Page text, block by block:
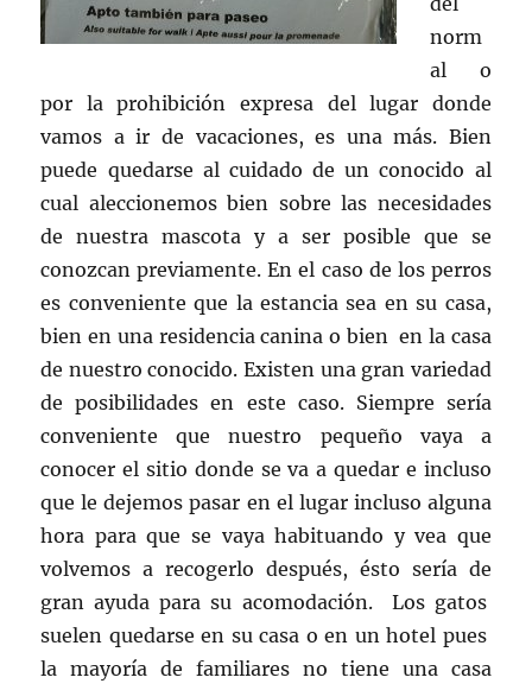
norm
al o
por la prohibición expresa del lugar donde
vamos a ir de vacaciones, es una más. Bien
puede quedarse al cuidado de un conocido al
cual aleccionemos bien sobre las necesidades
de nuestra mascota y a ser posible que se
conozcan previamente. En el caso de los perros
es conveniente que la estancia sea en su casa,
bien en una residencia canina o bien en la casa
de nuestro conocido. Existen una gran variedad
de posibilidades en este caso. Siempre sería
conveniente que nuestro pequeño vaya a
conocer el sitio donde se va a quedar e incluso
que le dejemos pasar en el lugar incluso alguna
hora para que se vaya habituando y vea que
volvemos a recogerlo después, ésto sería de
gran ayuda para su acomodación. Los gatos
suelen quedarse en su casa o en un hotel pues
la mayoría de familiares no tiene una casa